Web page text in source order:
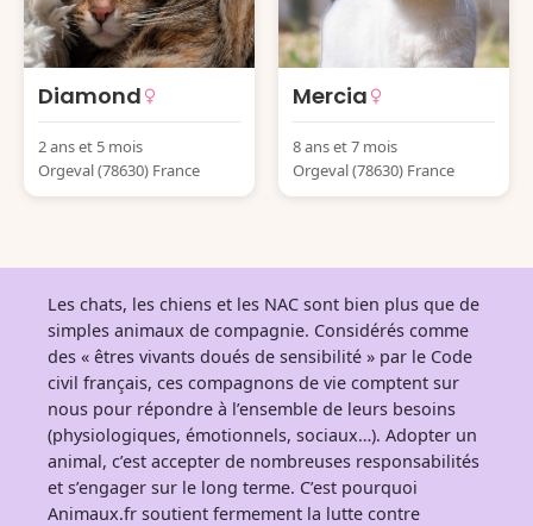
Diamond
2 ans et 5 mois
Orgeval (78630) France
Mercia
8 ans et 7 mois
Orgeval (78630) France
Les chats, les chiens et les NAC sont bien plus que de
simples animaux de compagnie. Considérés comme
des « êtres vivants doués de sensibilité » par le Code
civil français, ces compagnons de vie comptent sur
nous pour répondre à l’ensemble de leurs besoins
(physiologiques, émotionnels, sociaux…). Adopter un
animal, c’est accepter de nombreuses responsabilités
et s’engager sur le long terme. C’est pourquoi
Animaux.fr soutient fermement la lutte contre